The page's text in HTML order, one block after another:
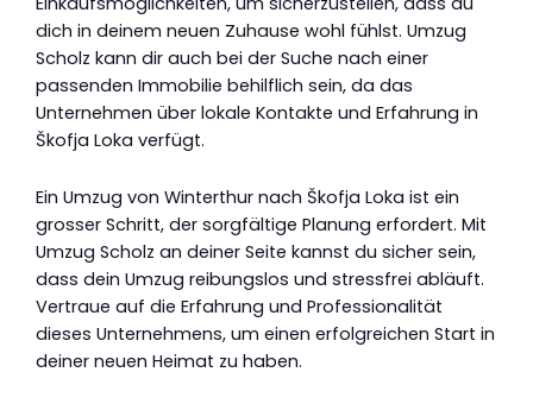
dich in deinem neuen Zuhause wohl fühlst. Umzug
Scholz kann dir auch bei der Suche nach einer
passenden Immobilie behilflich sein, da das
Unternehmen über lokale Kontakte und Erfahrung in
Škofja Loka verfügt.
Ein Umzug von Winterthur nach Škofja Loka ist ein
grosser Schritt, der sorgfältige Planung erfordert. Mit
Umzug Scholz an deiner Seite kannst du sicher sein,
dass dein Umzug reibungslos und stressfrei abläuft.
Vertraue auf die Erfahrung und Professionalität
dieses Unternehmens, um einen erfolgreichen Start in
deiner neuen Heimat zu haben.